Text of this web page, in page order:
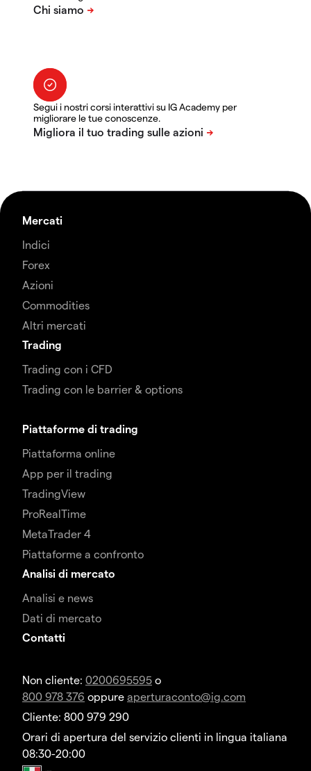
Segui i nostri corsi interattivi su IG Academy per
migliorare le tue conoscenze.
Mercati
Indici
Forex
Azioni
Commodities
Altri mercati
Trading
Trading con i CFD
Trading con le barrier & options
Piattaforme di trading
Piattaforma online
App per il trading
TradingView
ProRealTime
MetaTrader 4
Piattaforme a confronto
Analisi di mercato
Analisi e news
Dati di mercato
Contatti
Non cliente: 0200695595 o
800 978 376 oppure aperturaconto@ig.com
Cliente: 800 979 290
Orari di apertura del servizio clienti in lingua italiana
08:30-20:00